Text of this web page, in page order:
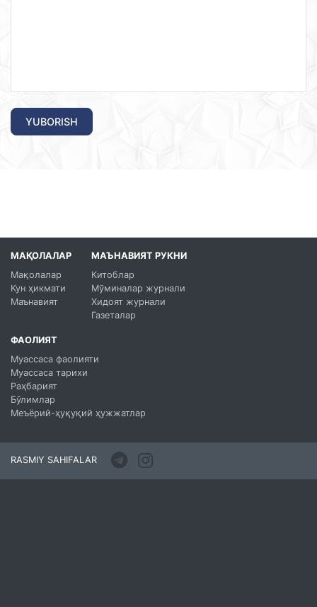
YUBORISH
МАҚОЛАЛАР
Мақолалар
Кун ҳикмати
Маънавият
МАЪНАВИЯТ РУКНИ
Китоблар
Мўминалар журнали
Хидоят журнали
Газеталар
ФАОЛИЯТ
Муассаса фаолияти
Муассаса тарихи
Раҳбарият
Бўлимлар
Меъёрий-ҳуқуқий ҳужжатлар
RASMIY SAHIFALAR